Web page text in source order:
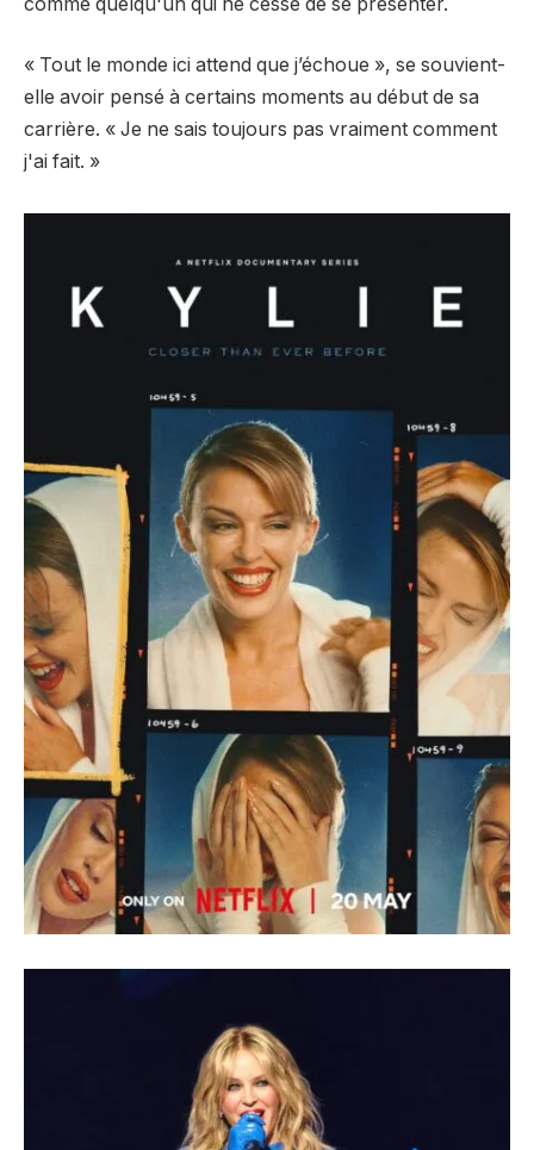
« Tout le monde ici attend que j’échoue », se souvient-
elle avoir pensé à certains moments au début de sa
carrière. « Je ne sais toujours pas vraiment comment
j'ai fait. »